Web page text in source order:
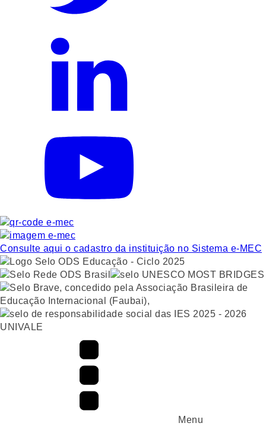
Consulte aqui o cadastro da instituição no Sistema e-MEC
UNIVALE
Menu